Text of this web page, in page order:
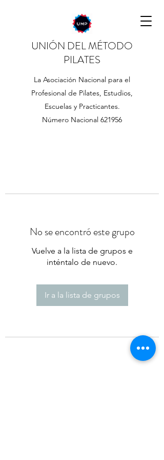
UNIÓN DEL MÉTODO
PILATES
La Asociación Nacional para el
Profesional de Pilates, Estudios,
Escuelas y Practicantes.
Número Nacional 621956
No se encontró este grupo
Vuelve a la lista de grupos e
inténtalo de nuevo.
Ir a la lista de grupos